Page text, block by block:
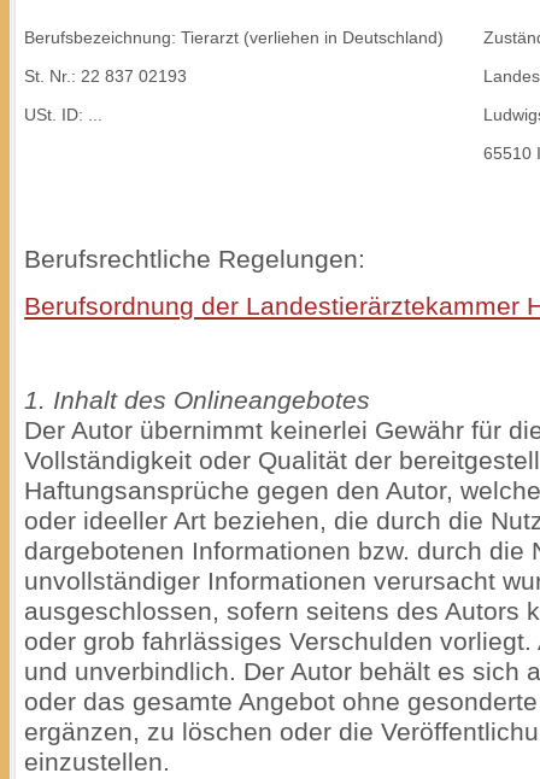
Berufsbezeichnung: Tierarzt (verliehen in Deutschland)
St. Nr.:22 837 02193
USt. ID: ...
65510
Berufsrechtliche Regelungen:
Berufsordnung der Landestierärztekammer
1. Inhalt des Onlineangebotes
Der Autor übernimmt keinerlei Gewähr für
Vollständigkeit oder Qualität der
Haftungsansprüche gegen den Autor,
oder ideeller Art beziehen, die durch die
dargebotenen Informationen bzw. durch die
unvollständiger Informationen verursacht
ausgeschlossen, sofern seitens des Autors
oder grob fahrlässiges Verschulden
und unverbindlich. Der Autor behält es sich
oder das gesamte Angebot ohne
ergänzen, zu löschen oder die
einzustellen.